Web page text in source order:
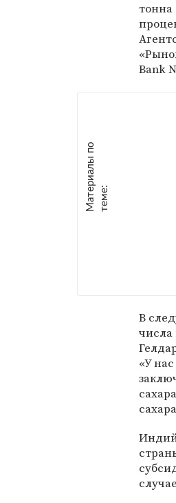
Bank
М
а
т е
р
и
а
л
ы
п
о
т
е
м
е :
В
числа
«У